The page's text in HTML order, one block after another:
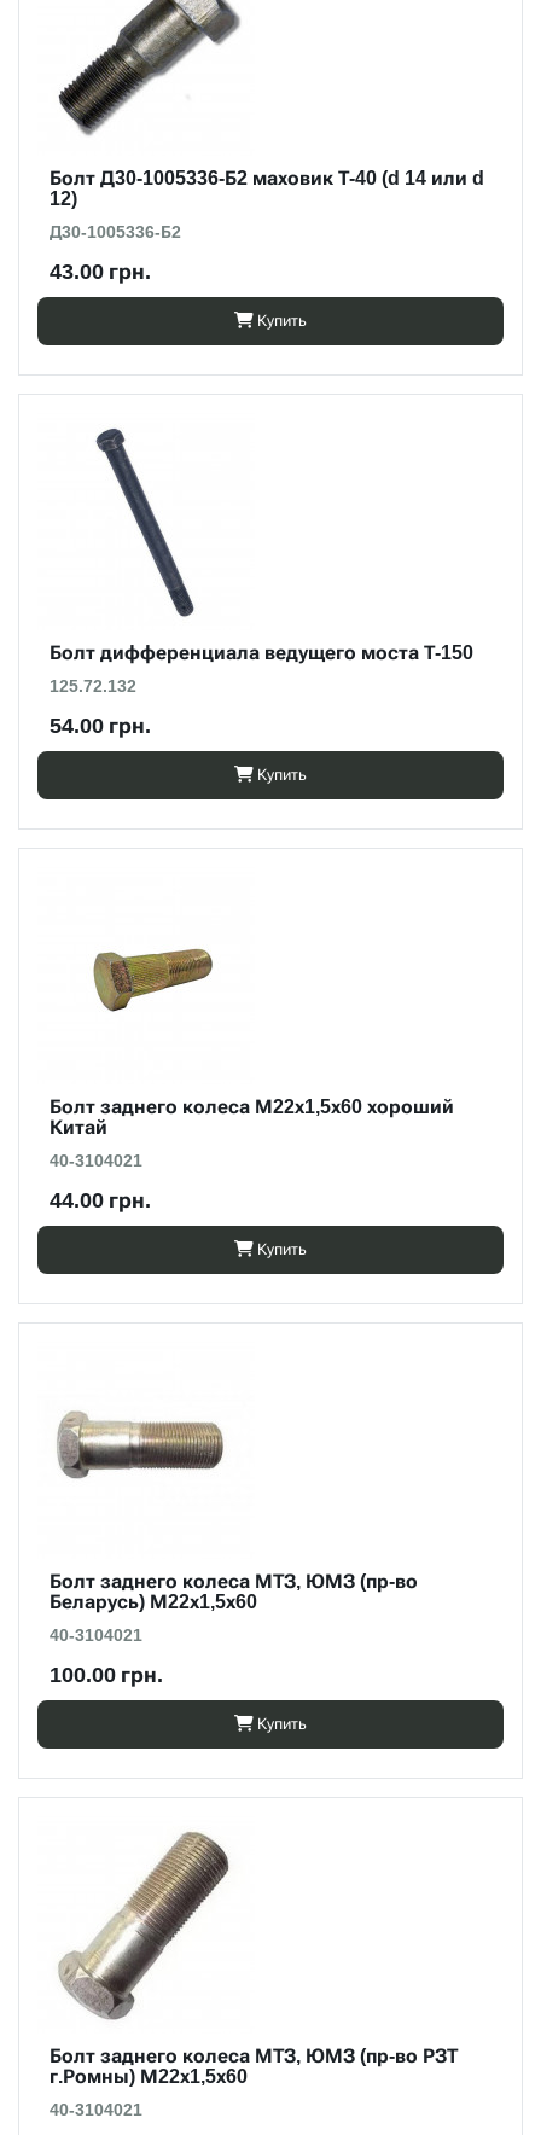
Болт Д30-1005336-Б2 маховик Т-40 (d 14 или d
12)
Д30-1005336-Б2
43.00 грн.
Купить
Болт дифференциала ведущего моста Т-150
125.72.132
54.00 грн.
Купить
Болт заднего колеса М22х1,5х60 хороший
Китай
40-3104021
44.00 грн.
Купить
Болт заднего колеса МТЗ, ЮМЗ (пр-во
Беларусь) М22х1,5х60
40-3104021
100.00 грн.
Купить
Болт заднего колеса МТЗ, ЮМЗ (пр-во РЗТ
г.Ромны) М22х1,5х60
40-3104021